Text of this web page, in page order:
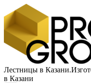
Лестницы в Казани.
в Казани